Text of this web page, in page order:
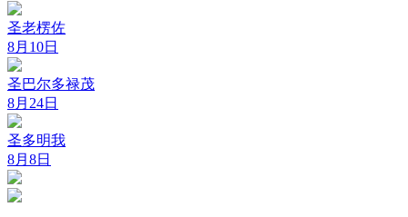
圣老楞佐
8月10日
圣巴尔多禄茂
8月24日
圣多明我
8月8日